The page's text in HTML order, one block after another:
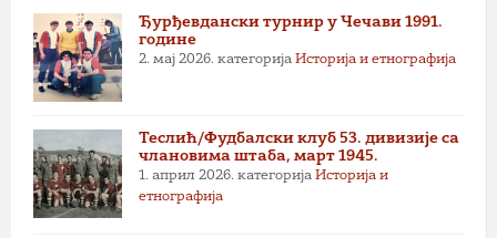
Ђурђевдански турнир у Чечави 1991.
године
2. мај 2026. категорија Историја и етнографија
Теслић/Фудбалски клуб 53. дивизије са
члановима штаба, март 1945.
1. април 2026. категорија Историја и
етнографија